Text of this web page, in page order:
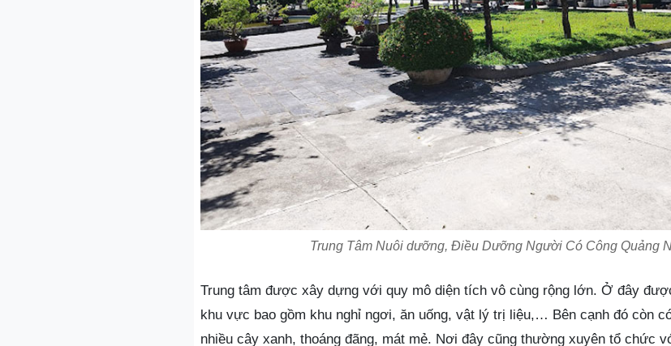
Trung Tâm Nuôi dưỡng, Điều Dưỡng Người Có Công Quảng
Trung tâm được xây dựng với quy mô diện tích vô cùng rộng lớn. Ở đây
khu vực bao gồm khu nghỉ ngơi, ăn uống, vật lý trị liệu,… Bên cạnh đó còn
nhiều cây xanh, thoáng đãng, mát mẻ. Nơi đây cũng thường xuyên tổ chức